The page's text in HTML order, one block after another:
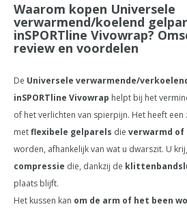
Waarom kopen Universele
verwarmend/koelend
inSPORTline Vivowrap?
review en voordelen
De Universele verwarmende/
inSPORTline Vivowrap helpt bij het
of het verlichten van spierpijn. Het heeft een
metflexibele gelparels die verwarmd of
worden, afhankelijk van wat u dwarszit. U
compressie die, dankzij de
plaats blijft.
Het kussen kan om de arm of het been